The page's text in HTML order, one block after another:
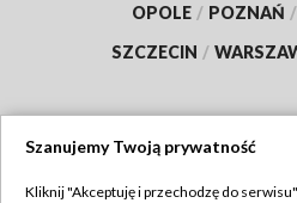
OPOLE / POZNAŃ /
SZCZECIN /
Szanujemy Twoją prywatność
Kliknij "Akceptuję i przechodzę do